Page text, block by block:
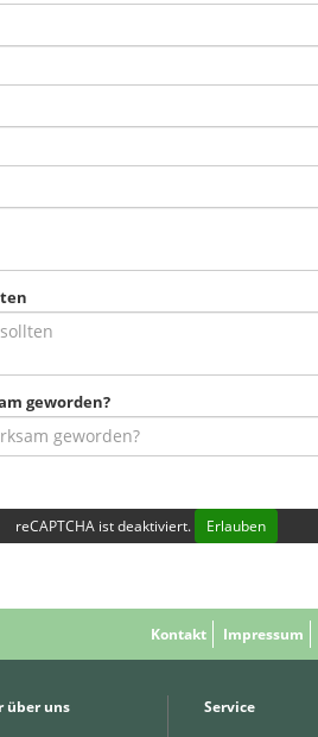
geworden?
reCAPTCHA ist deaktiviert. Erlauben
Kontakt Impressum
über uns Service